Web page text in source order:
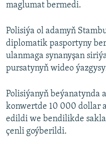
maglumat bermedi.
Polisiýa ol adamyň
diplomatik pasportyny
ulanmaga synanyşan
pursatynyň wideo
Polisiýanyň beýanatynda
konwertde 10 000 dollar
edildi we bendilikde
çenli goýberildi.